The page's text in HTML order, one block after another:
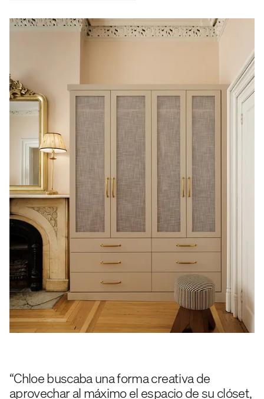
“Chloe buscaba una forma creativa de
aprovechar al máximo el espacio de su clóset,